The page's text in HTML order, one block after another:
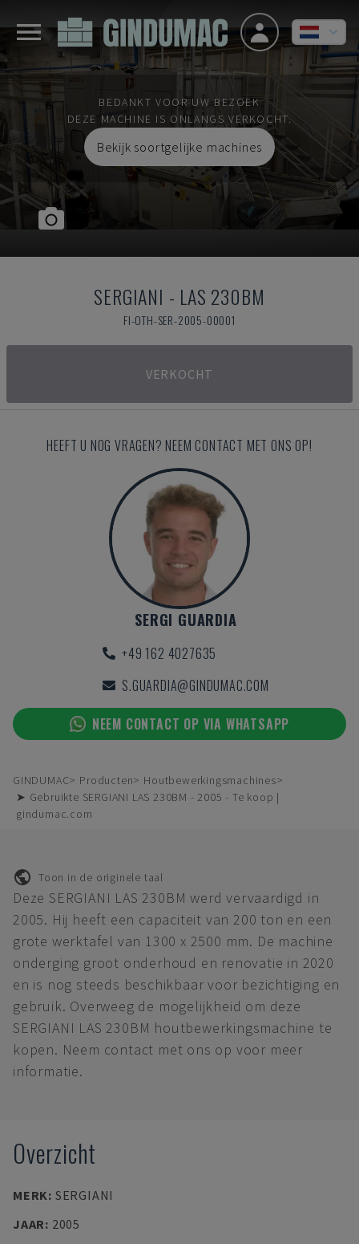
BEDANKT VOOR UW BEZOEK
DEZE MACHINE IS ONLANGS VERKOCHT.
Bekijk soortgelijke machines
SERGIANI - LAS 230BM
FI-OTH-SER-2005-00001
VERKOCHT
HEEFT U NOG VRAGEN? NEEM CONTACT MET ONS OP!
SERGI GUARDIA
+49 162 4027635
S.GUARDIA@GINDUMAC.COM
NEEM CONTACT OP VIA WHATSAPP
GINDUMAC Producten
Houtbewerkingsmachines
➤ Gebruikte SERGIANI LAS 230BM - 2005 - Te koop |
gindumac.com
Toon in de originele taal
Deze SERGIANI LAS 230BM werd vervaardigd in
2005. Hij heeft een capaciteit van 200 ton en een
grote werktafel van 1300 x 2500 mm. De machine
onderging groot onderhoud en renovatie in 2020
en is nog steeds beschikbaar voor bezichtiging en
gebruik. Overweeg de mogelijkheid om deze
SERGIANI LAS 230BM houtbewerkingsmachine te
kopen. Neem contact met ons op voor meer
informatie.
Overzicht
MERK: SERGIANI
JAAR: 2005